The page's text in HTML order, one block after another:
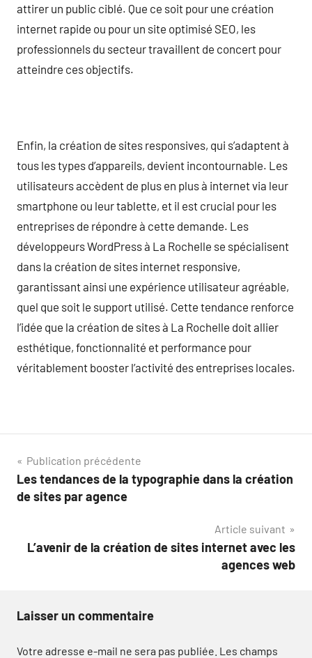
attirer un public ciblé. Que ce soit pour une création
internet rapide ou pour un site optimisé SEO, les
professionnels du secteur travaillent de concert pour
atteindre ces objectifs.
Enfin, la création de sites responsives, qui s’adaptent à
tous les types d’appareils, devient incontournable. Les
utilisateurs accèdent de plus en plus à internet via leur
smartphone ou leur tablette, et il est crucial pour les
entreprises de répondre à cette demande. Les
développeurs WordPress à La Rochelle se spécialisent
dans la création de sites internet responsive,
garantissant ainsi une expérience utilisateur agréable,
quel que soit le support utilisé. Cette tendance renforce
l’idée que la création de sites à La Rochelle doit allier
esthétique, fonctionnalité et performance pour
véritablement booster l’activité des entreprises locales.
Navigation
de
Publication précédente
Les tendances de la typographie dans la création
de sites par agence
Article suivant
L’avenir de la création de sites internet avec les
agences web
Laisser un commentaire
Votre adresse e-mail ne sera pas publiée. Les champs